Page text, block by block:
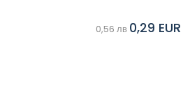
0,56 лв 0,29 EUR